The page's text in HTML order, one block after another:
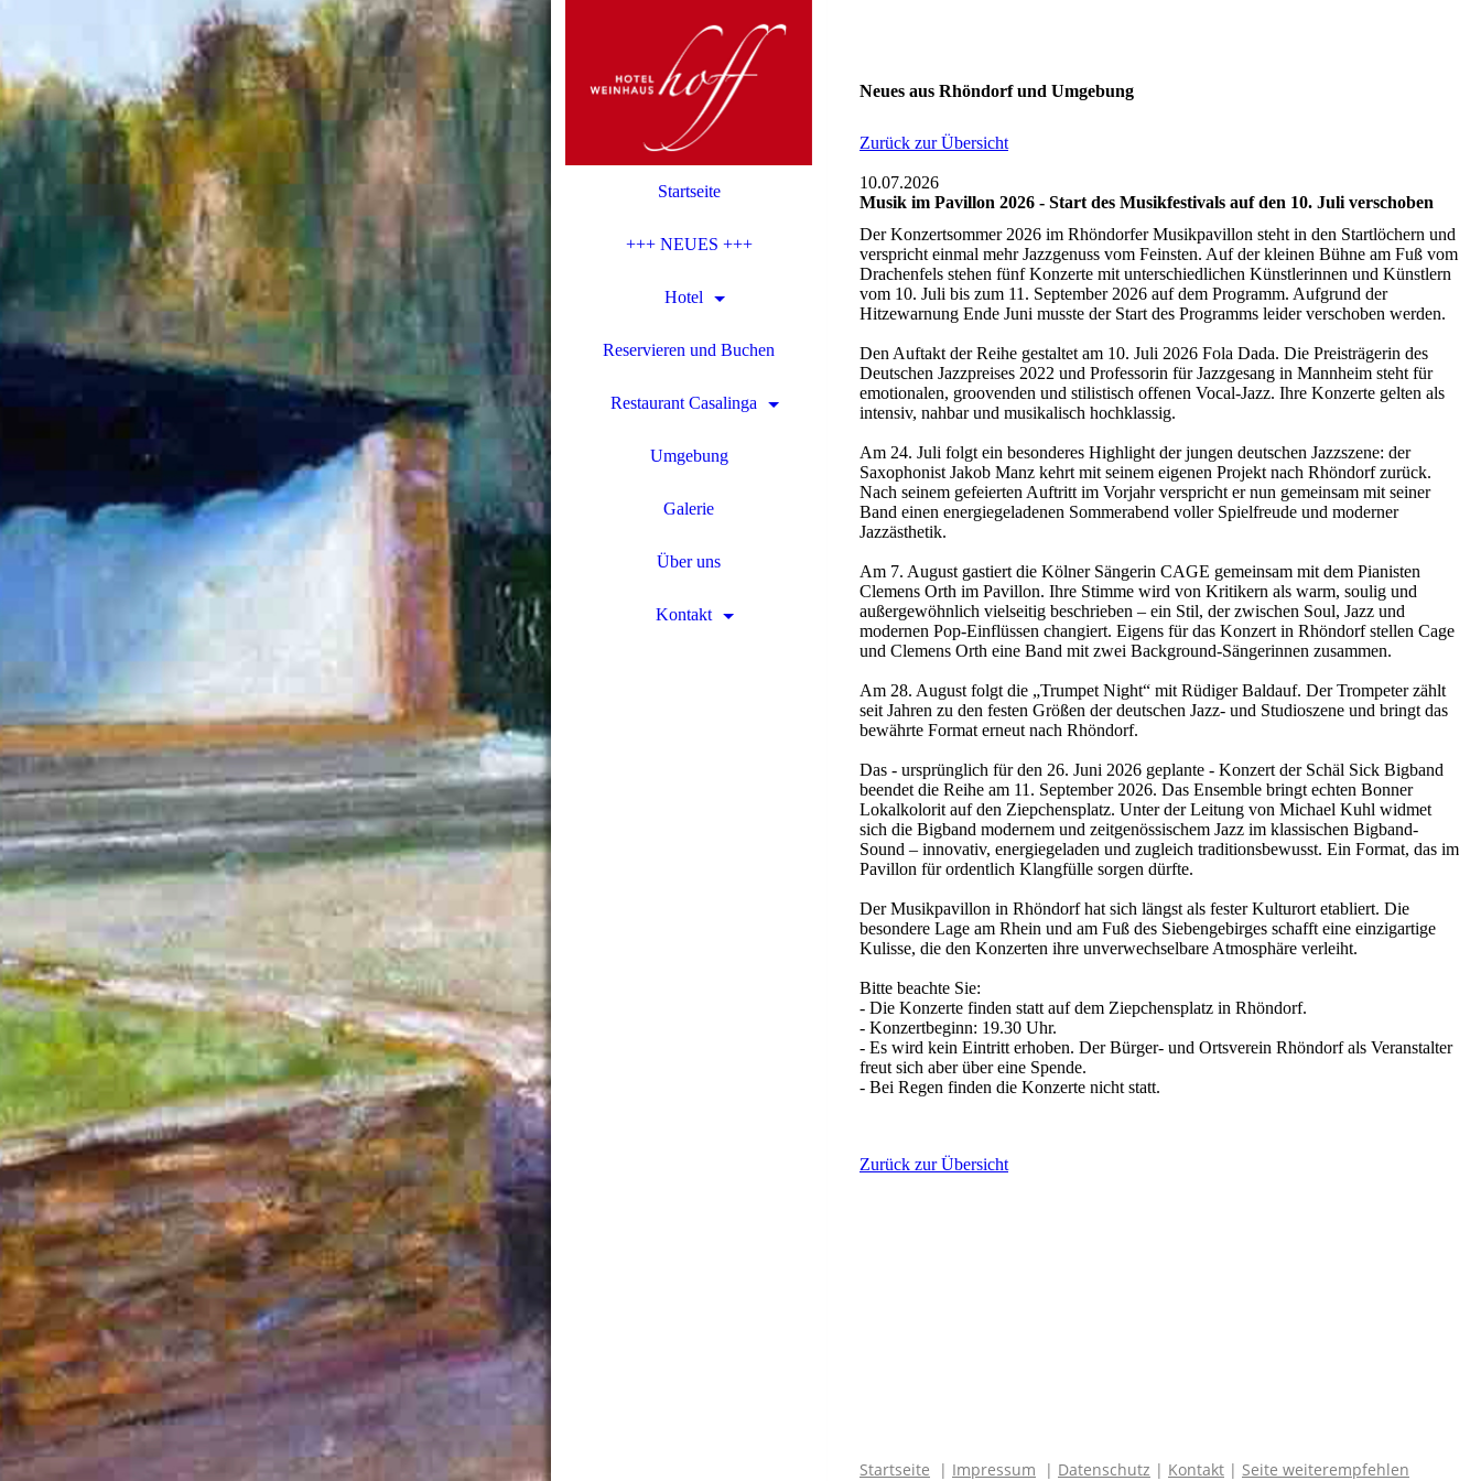
Startseite
+++ NEUES +++
Hotel
Reservieren und Buchen
Restaurant Casalinga
Umgebung
Galerie
Über uns
Kontakt
Neues aus Rhöndorf und Umgebung
Zurück zur Übersicht
10.07.2026
Musik im Pavillon 2026 - Start des Musikfestivals auf den 10. Juli verschoben
Der Konzertsommer 2026 im Rhöndorfer Musikpavillon steht in den Startlöchern und
verspricht einmal mehr Jazzgenuss vom Feinsten. Auf der kleinen Bühne am Fuß vom
Drachenfels stehen fünf Konzerte mit unterschiedlichen Künstlerinnen und Künstlern
vom 10. Juli bis zum 11. September 2026 auf dem Programm. Aufgrund der
Hitzewarnung Ende Juni musste der Start des Programms leider verschoben werden.
Den Auftakt der Reihe gestaltet am 10. Juli 2026 Fola Dada. Die Preisträgerin des
Deutschen Jazzpreises 2022 und Professorin für Jazzgesang in Mannheim steht für
emotionalen, groovenden und stilistisch offenen Vocal-Jazz. Ihre Konzerte gelten als
intensiv, nahbar und musikalisch hochklassig.
Am 24. Juli folgt ein besonderes Highlight der jungen deutschen Jazzszene: der
Saxophonist Jakob Manz kehrt mit seinem eigenen Projekt nach Rhöndorf zurück.
Nach seinem gefeierten Auftritt im Vorjahr verspricht er nun gemeinsam mit seiner
Band einen energiegeladenen Sommerabend voller Spielfreude und moderner
Jazzästhetik.
Am 7. August gastiert die Kölner Sängerin CAGE gemeinsam mit dem Pianisten
Clemens Orth im Pavillon. Ihre Stimme wird von Kritikern als warm, soulig und
außergewöhnlich vielseitig beschrieben – ein Stil, der zwischen Soul, Jazz und
modernen Pop-Einflüssen changiert. Eigens für das Konzert in Rhöndorf stellen Cage
und Clemens Orth eine Band mit zwei Background-Sängerinnen zusammen.
Am 28. August folgt die „Trumpet Night“ mit Rüdiger Baldauf. Der Trompeter zählt
seit Jahren zu den festen Größen der deutschen Jazz- und Studioszene und bringt das
bewährte Format erneut nach Rhöndorf.
Das - ursprünglich für den 26. Juni 2026 geplante - Konzert der Schäl Sick Bigband
beendet die Reihe am 11. September 2026. Das Ensemble bringt echten Bonner
Lokalkolorit auf den Ziepchensplatz. Unter der Leitung von Michael Kuhl widmet
sich die Bigband modernem und zeitgenössischem Jazz im klassischen Bigband-
Sound – innovativ, energiegeladen und zugleich traditionsbewusst. Ein Format, das im
Pavillon für ordentlich Klangfülle sorgen dürfte.
Der Musikpavillon in Rhöndorf hat sich längst als fester Kulturort etabliert. Die
besondere Lage am Rhein und am Fuß des Siebengebirges schafft eine einzigartige
Kulisse, die den Konzerten ihre unverwechselbare Atmosphäre verleiht.
Bitte beachte Sie:
- Die Konzerte finden statt auf dem Ziepchensplatz in Rhöndorf.
- Konzertbeginn: 19.30 Uhr.
- Es wird kein Eintritt erhoben. Der Bürger- und Ortsverein Rhöndorf als Veranstalter
freut sich aber über eine Spende.
- Bei Regen finden die Konzerte nicht statt.
Zurück zur Übersicht
Startseite | Impressum | Datenschutz | Kontakt | Seite weiterempfehlen